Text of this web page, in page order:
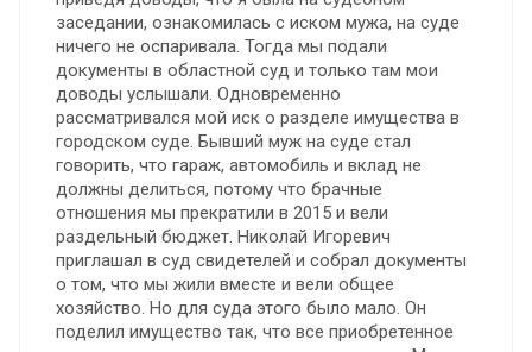
заседании, ознакомилась с иском мужа, на суде
ничего не оспаривала. Тогда мы подали
документы в областной суд и только там мои
доводы услышали. Одновременно
рассматривался мой иск о разделе имущества в
городском суде. Бывший муж на суде стал
говорить, что гараж, автомобиль и вклад не
должны делиться, потому что брачные
отношения мы прекратили в 2015 и вели
раздельный бюджет. Николай Игоревич
приглашал в суд свидетелей и собрал документы
о том, что мы жили вместе и вели общее
хозяйство. Но для суда этого было мало. Он
поделил имущество так, что все приобретенное